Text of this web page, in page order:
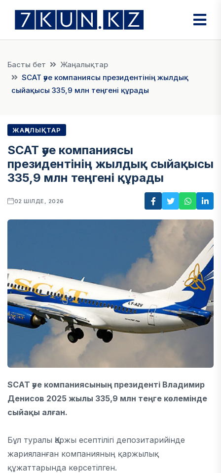
Басты бет
Жаңалықтар
SCAT әуе компаниясы президентінің жылдық
сыйақысы 335,9 млн теңгені құрады
ЖАҢАЛЫҚТАР
SCAT әуе компаниясы
президентінің жылдық сыйақысы
335,9 млн теңгені құрады
02 ШІЛДЕ, 2026
SCAT әуе компаниясының президенті Владимир
Денисов 2025 жылы 335,9 млн теңге көлемінде
сыйақы алған.
Бұл туралы Қаржы есептілігі депозитарийінде
жарияланған компанияның қаржылық
құжаттарында көрсетілген.